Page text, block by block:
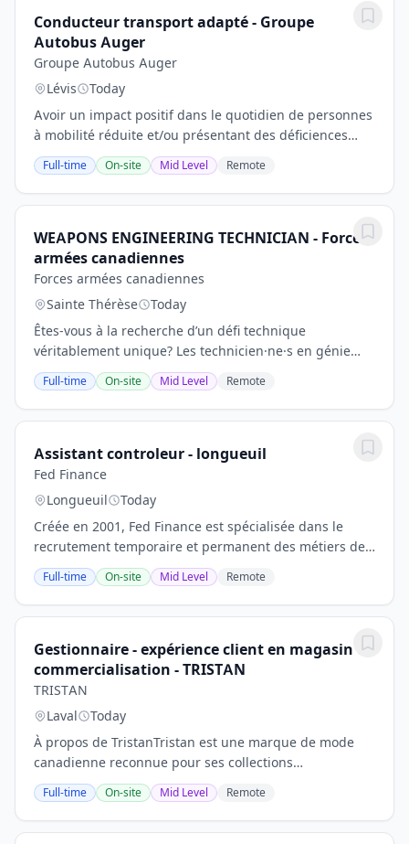
Conducteur transport adapté - Groupe
Autobus Auger
Groupe Autobus Auger
Lévis
Today
Avoir un impact positif dans le quotidien de personnes
à mobilité réduite et/ou présentant des déficiences
intellectuelles en leur permettant de se déplacer en
toute sécurité, c’est une mission qui...
Full-time On-site Mid Level Remote
WEAPONS ENGINEERING TECHNICIAN - Forces
armées canadiennes
Forces armées canadiennes
Sainte Thérèse
Today
Êtes-vous à la recherche d’un défi technique
véritablement unique? Les technicien·ne·s en génie
des armes des Forces armées canadiennes (FAC) sont
amené·e·s à mettre leurs compétences à l’épreuve...
Full-time On-site Mid Level Remote
Assistant controleur - longueuil
Fed Finance
Longueuil
Today
Créée en 2001, Fed Finance est spécialisée dans le
recrutement temporaire et permanent des métiers de
la comptabilité et de la finance. Nos consultants sont
tous experts et parlent votre langue. Nous...
Full-time On-site Mid Level Remote
Gestionnaire - expérience client en magasin et
commercialisation - TRISTAN
TRISTAN
Laval
Today
À propos de TristanTristan est une marque de mode
canadienne reconnue pour ses collections
contemporaines et ses pièces conçues et développées
ici, avec une attention particulière à la qualité, au...
Full-time On-site Mid Level Remote